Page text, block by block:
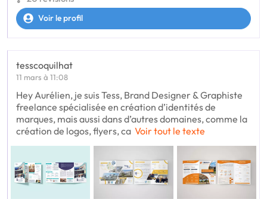
Voir le profil
tesscoquilhat
11 mars à 11:08
Hey Aurélien, je suis Tess, Brand Designer & Graphiste
freelance spécialisée en création d’identités de
marques, mais aussi dans d’autres domaines, comme la
création de logos, flyers, ca Voir tout le texte